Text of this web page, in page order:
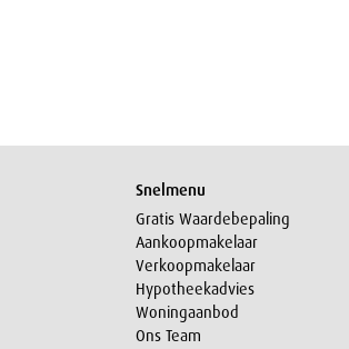
Snelmenu
Gratis Waardebepaling
Aankoopmakelaar
Verkoopmakelaar
Hypotheekadvies
Woningaanbod
Ons Team